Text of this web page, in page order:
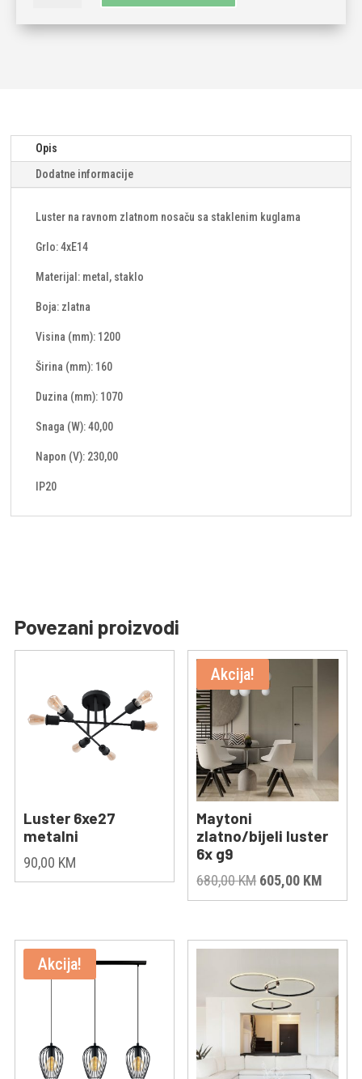
zlatna/staklo
Opis
Dodatne informacije
Luster na ravnom zlatnom nosaču sa staklenim kuglama
Grlo: 4xE14
Materijal: metal, staklo
Boja: zlatna
Visina (mm): 1200
Širina (mm): 160
Duzina (mm): 1070
Snaga (W): 40,00
Napon (V): 230,00
IP20
Povezani proizvodi
Luster 6xe27
metalni
90,00 KM
Akcija!
Maytoni
zlatno/bijeli luster
6x g9
680,00KM Original
price
680,00 KM.
605,00 KM
price
Akcija!